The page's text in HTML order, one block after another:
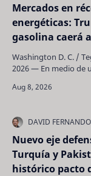
Mercados en
energéticas:
gasolina caerá
la reapertura
Washington D. C. /
2026 — En medio de un contexto de máximos
cuentas d…
Nuevo eje
Turquía y
histórico pacto